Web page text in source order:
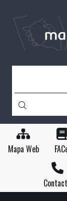
contingut
Mapa Web